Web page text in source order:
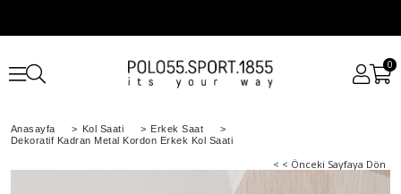
0
Anasayfa > Kol Saati > Erkek Saat
>
Dekoratif Kadran Metal Kordon Erkek Kol Saati
< < Önceki Sayfaya Dön